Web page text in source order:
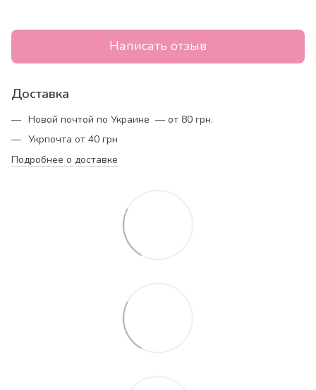
Написать отзыв
Доставка
Новой почтой по Украине — от 80 грн.
Укрпочта от 40 грн
Подробнее о доставке